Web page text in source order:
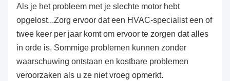
Als je het probleem met je slechte motor hebt
opgelost...Zorg ervoor dat een HVAC-specialist een of
twee keer per jaar komt om ervoor te zorgen dat alles
in orde is. Sommige problemen kunnen zonder
waarschuwing ontstaan en kostbare problemen
veroorzaken als u ze niet vroeg opmerkt.